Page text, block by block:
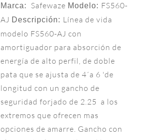
Marca: Safewaze Modelo: FS560-
AJ Descripción: Línea de vida
modelo FS560-AJ con
amortiguador para absorción de
energía de alto perfil, de doble
pata que se ajusta de 4´a 6 'de
longitud con un gancho de
seguridad forjado de 2.25 a los
extremos que ofrecen mas
opciones de amarre. Gancho con